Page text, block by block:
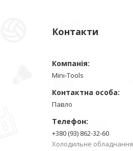
Контакти
Mini-Tools
Павло
+380 (93) 862-32-60
Холодильне обладнання